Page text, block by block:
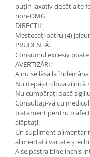
puțin laxativ decât alte
non-OMG
DIRECTII:
Mestecați patru (4)
PRUDENȚĂ:
Consumul excesiv
AVERTIZĂRI:
A nu se lăsa la
Nu depășiți doza zilnică
Nu cumpărați dacă
Consultați-vă cu
tratament pentru o
alăptați.
Un supliment alimentar
alimentații variate și
A se pastra bine inchis